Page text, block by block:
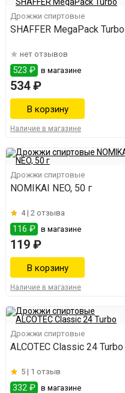
Дрожжи спиртовые
SHAFFER MegaPack Turbo
нет отзывов
523 ₽ в магазине
534 ₽
Наличие в магазине
Дрожжи спиртовые
NOMIKAI NEO, 50 г
4 | 2 отзыва
116 ₽ в магазине
119 ₽
Наличие в магазине
Дрожжи спиртовые
ALCOTEC Classic 24 Turbo
5 | 1 отзыв
332 ₽ в магазине